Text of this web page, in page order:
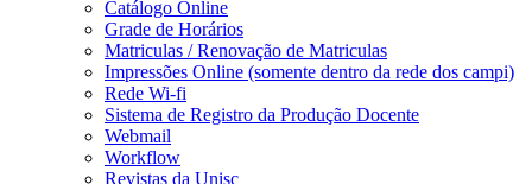
Catálogo Online
Grade de Horários
Matriculas / Renovação de Matriculas
Impressões Online (somente dentro da rede dos campi)
Rede Wi-fi
Sistema de Registro da Produção Docente
Webmail
Workflow
Revistas da Unisc